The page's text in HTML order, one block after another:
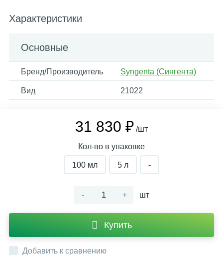
Характеристики
Основные
Бренд/Производитель Syngenta (Сингента)
Вид 21022
31 830 ₽ /шт
Кол-во в упаковке
100 мл 5 л -
- + шт
Купить
Добавить к сравнению